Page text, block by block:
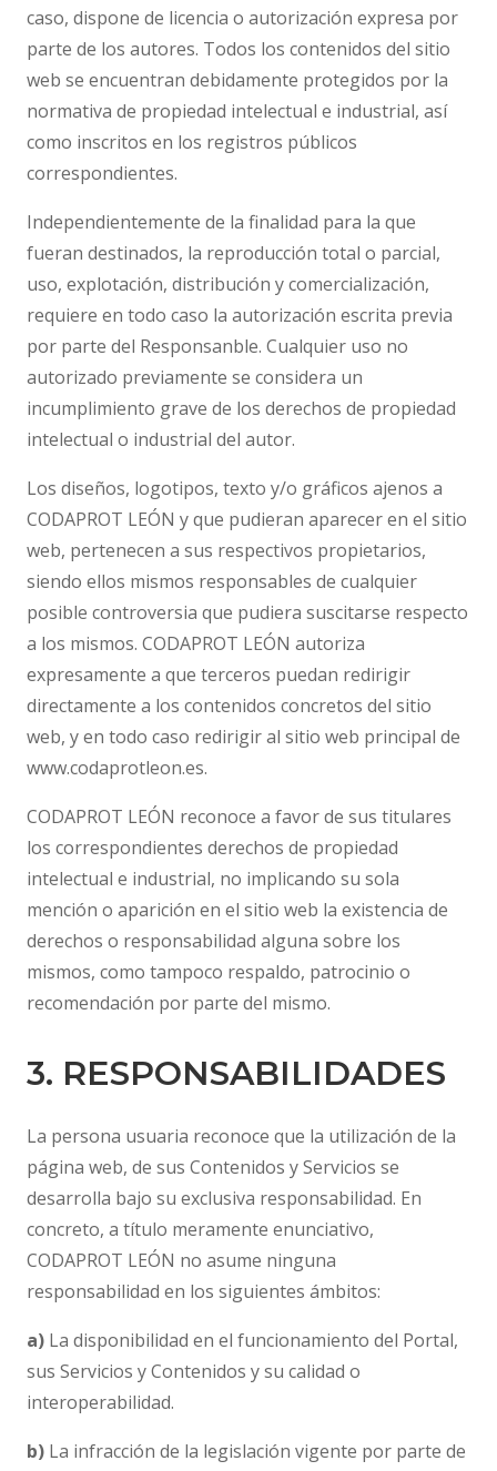
caso, dispone de licencia o autorización expresa por
parte de los autores. Todos los contenidos del sitio
web se encuentran debidamente protegidos por la
normativa de propiedad intelectual e industrial, así
como inscritos en los registros públicos
correspondientes.
Independientemente de la finalidad para la que
fueran destinados, la reproducción total o parcial,
uso, explotación, distribución y comercialización,
requiere en todo caso la autorización escrita previa
por parte del Responsanble. Cualquier uso no
autorizado previamente se considera un
incumplimiento grave de los derechos de propiedad
intelectual o industrial del autor.
Los diseños, logotipos, texto y/o gráficos ajenos a
CODAPROT LEÓN y que pudieran aparecer en el sitio
web, pertenecen a sus respectivos propietarios,
siendo ellos mismos responsables de cualquier
posible controversia que pudiera suscitarse respecto
a los mismos. CODAPROT LEÓN autoriza
expresamente a que terceros puedan redirigir
directamente a los contenidos concretos del sitio
web, y en todo caso redirigir al sitio web principal de
www.codaprotleon.es.
CODAPROT LEÓN reconoce a favor de sus titulares
los correspondientes derechos de propiedad
intelectual e industrial, no implicando su sola
mención o aparición en el sitio web la existencia de
derechos o responsabilidad alguna sobre los
mismos, como tampoco respaldo, patrocinio o
recomendación por parte del mismo.
3. RESPONSABILIDADES
La persona usuaria reconoce que la utilización de la
página web, de sus Contenidos y Servicios se
desarrolla bajo su exclusiva responsabilidad. En
concreto, a título meramente enunciativo,
CODAPROT LEÓN no asume ninguna
responsabilidad en los siguientes ámbitos:
a) La disponibilidad en el funcionamiento del Portal,
sus Servicios y Contenidos y su calidad o
interoperabilidad.
b) La infracción de la legislación vigente por parte de